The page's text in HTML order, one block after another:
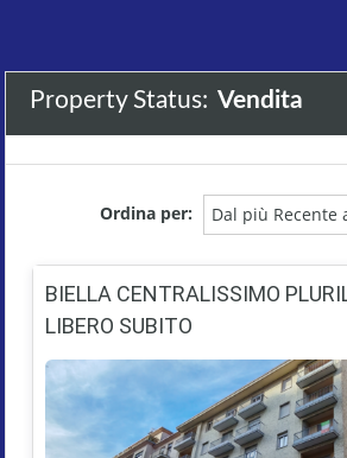
Property Status: Vendita
Ordina per: Dal più Recente
BIELLA CENTRALISSIMO
LIBERO SUBITO